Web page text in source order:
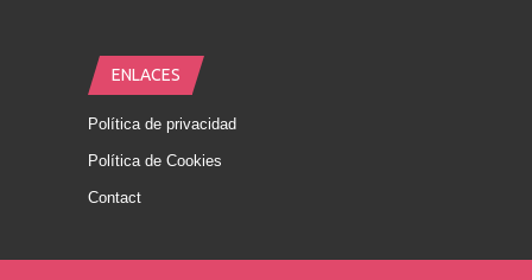
ENLACES
Política de privacidad
Política de Cookies
Contact